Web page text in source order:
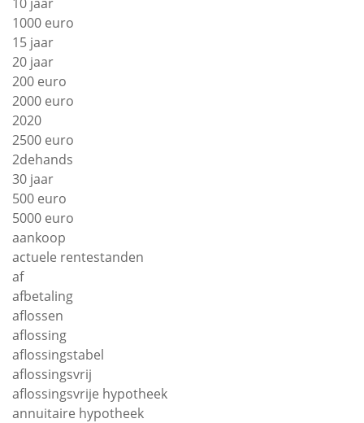
1000 euro
15 jaar
20 jaar
200 euro
2000 euro
2020
2500 euro
2dehands
30 jaar
500 euro
5000 euro
aankoop
actuele rentestanden
af
afbetaling
aflossen
aflossing
aflossingstabel
aflossingsvrij
aflossingsvrije hypotheek
annuitaire hypotheek